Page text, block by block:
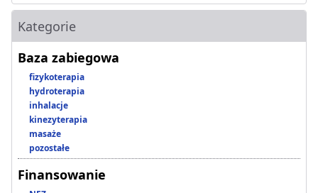
Kategorie
Baza zabiegowa
fizykoterapia
hydroterapia
inhalacje
kinezyterapia
masaże
pozostałe
Finansowanie